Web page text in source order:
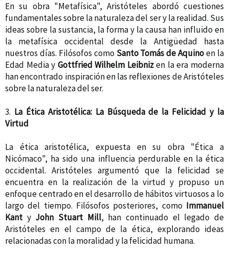
En su obra "Metafísica", Aristóteles abordó cuestiones
fundamentales sobre la naturaleza del ser y la realidad. Sus
ideas sobre la sustancia, la forma y la causa han influido en
la metafísica occidental desde la Antigüedad hasta
nuestros días. Filósofos como Santo Tomás de Aquinoen la
Edad Media y Gottfried Wilhelm Leibnizen la era moderna
han encontrado inspiración en las reflexiones de Aristóteles
sobre la naturaleza del ser.
3. La Ética Aristotélica: La Búsqueda de la Felicidad y la
Virtud
La ética aristotélica, expuesta en su obra "Ética a
Nicómaco", ha sido una influencia perdurable en la ética
occidental. Aristóteles argumentó que la felicidad se
encuentra en la realización de la virtud y propuso un
enfoque centrado en el desarrollo de hábitos virtuosos a lo
largo del tiempo. Filósofos posteriores, como Immanuel
Kant y John Stuart Mill, han continuado el legado de
Aristóteles en el campo de la ética, explorando ideas
relacionadas con la moralidad y la felicidad humana.